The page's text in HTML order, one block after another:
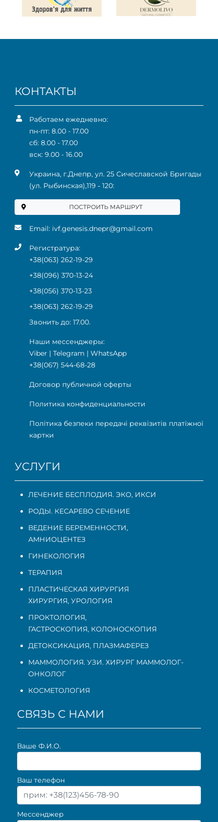
КОНТАКТЫ
Работаем ежедневно:
пн-пт: 8.00 - 17.00
сб: 8.00 - 17.00
вск: 9.00 - 16.00
Украина, г.Днепр, ул. 25 Сичеславской Бригады
(ул. Рыбинская),119 ‑ 120:
ПОСТРОИТЬ МАРШРУТ
Email: ivf.genesis.dnepr@gmail.com
Регистратура:
+38(063) 262-19-29
+38(096) 370-13-24
+38(056) 370-13-23
+38(063) 262-19-29
Звонить до: 17.00.
Наши мессенджеры:
Viber | Telegram | WhatsApp
+38(067) 544-68-28
Договор публичной оферты
Политика конфиденциальности
Політика безпеки передачі реквізитів платіжної
картки
УСЛУГИ
ЛЕЧЕНИЕ БЕСПЛОДИЯ. ЭКО, ИКСИ
РОДЫ. КЕСАРЕВО СЕЧЕНИЕ
ВЕДЕНИЕ БЕРЕМЕННОСТИ,
АМНИОЦЕНТЕЗ
ГИНЕКОЛОГИЯ
ТЕРАПИЯ
ПЛАСТИЧЕСКАЯ ХИРУРГИЯ
ХИРУРГИЯ, УРОЛОГИЯ
ПРОКТОЛОГИЯ,
ГАСТРОСКОПИЯ, КОЛОНОСКОПИЯ
ДЕТОКСИКАЦИЯ, ПЛАЗМАФЕРЕЗ
МАММОЛОГИЯ. УЗИ. ХИРУРГ МАММОЛОГ-
ОНКОЛОГ
КОСМЕТОЛОГИЯ
СВЯЗЬ С НАМИ
Ваше Ф.И.О.
Ваш телефон
Мессенджер